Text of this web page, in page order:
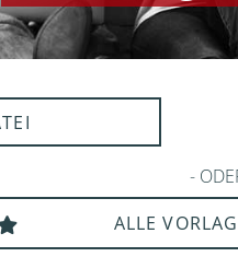
ALLE